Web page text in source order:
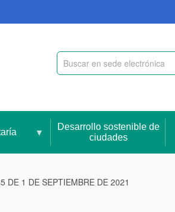
Desarrollo sostenible de
ciudades
DE 1 DE SEPTIEMBRE DE 2021